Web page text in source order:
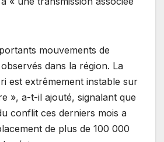
mouvements de
dans la région. La
est extrêmement instable sur
», a-t-il ajouté, signalant que
conflit ces derniers mois a
de plus de 100 000